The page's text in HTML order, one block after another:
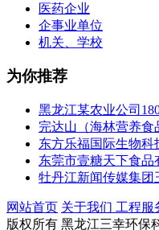
医药企业
企事业单位
机关、学校
为你推荐
黑龙江某农业公司
完达山（海林营养食
东方乐福国际生物
东莞市壹糖天下食品
牡丹江新闻传媒集团
网站首页 关于我们 工程服
版权所有 黑龙江三幸环保